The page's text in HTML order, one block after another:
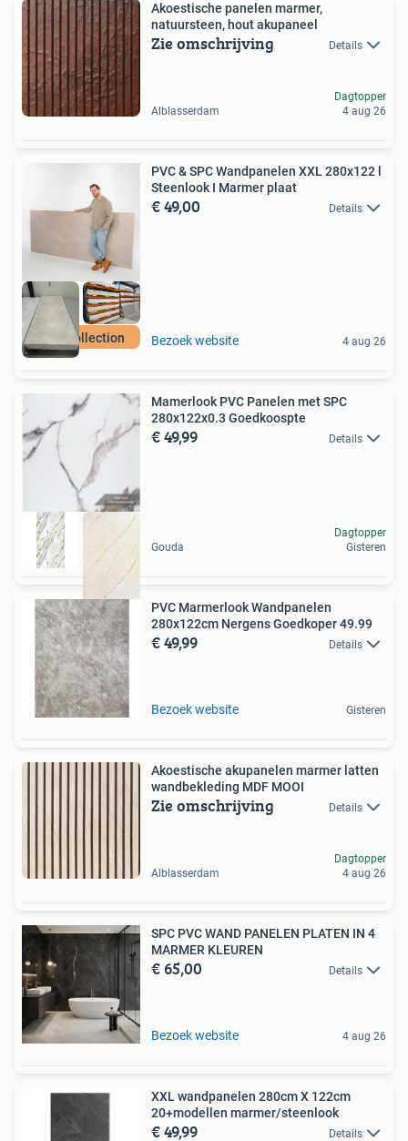
Akoestische panelen marmer,
natuursteen, hout akupaneel
Zie omschrijving Details
Alblasserdam
Dagtopper
4 aug 26
New Collection
PVC & SPC Wandpanelen XXL 280x122 l
Steenlook I Marmer plaat
€ 49,00 Details
Bezoek website 4 aug 26
Mamerlook PVC Panelen met SPC
280x122x0.3 Goedkoospte
€ 49,99 Details
Gouda
Dagtopper
Gisteren
PVC Marmerlook Wandpanelen
280x122cm Nergens Goedkoper 49.99
€ 49,99 Details
Bezoek website Gisteren
Akoestische akupanelen marmer latten
wandbekleding MDF MOOI
Zie omschrijving Details
Alblasserdam
Dagtopper
4 aug 26
SPC PVC WAND PANELEN PLATEN IN 4
MARMER KLEUREN
€ 65,00 Details
Bezoek website 4 aug 26
XXL wandpanelen 280cm X 122cm
20+modellen marmer/steenlook
€ 49,99 Details